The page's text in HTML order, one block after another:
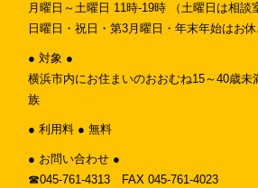
月曜日～土曜日 11時-19時 （土曜日は相
日曜日・祝日・第3月曜日・年末年始はお休
● 対象 ●
横浜市内にお住まいのおおむね15～40歳未
族
● 利用料 ● 無料
● お問い合わせ ●
☎︎045-761-4313 FAX 045-761-4023